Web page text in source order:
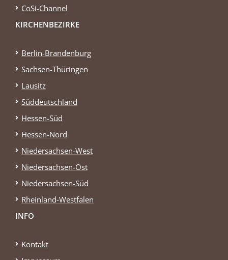
CoSi-Channel
KIRCHENBEZIRKE
Berlin-Brandenburg
Sachsen-Thüringen
Lausitz
Süddeutschland
Hessen-Süd
Hessen-Nord
Niedersachsen-West
Niedersachsen-Ost
Niedersachsen-Süd
Rheinland-Westfalen
INFO
Kontakt